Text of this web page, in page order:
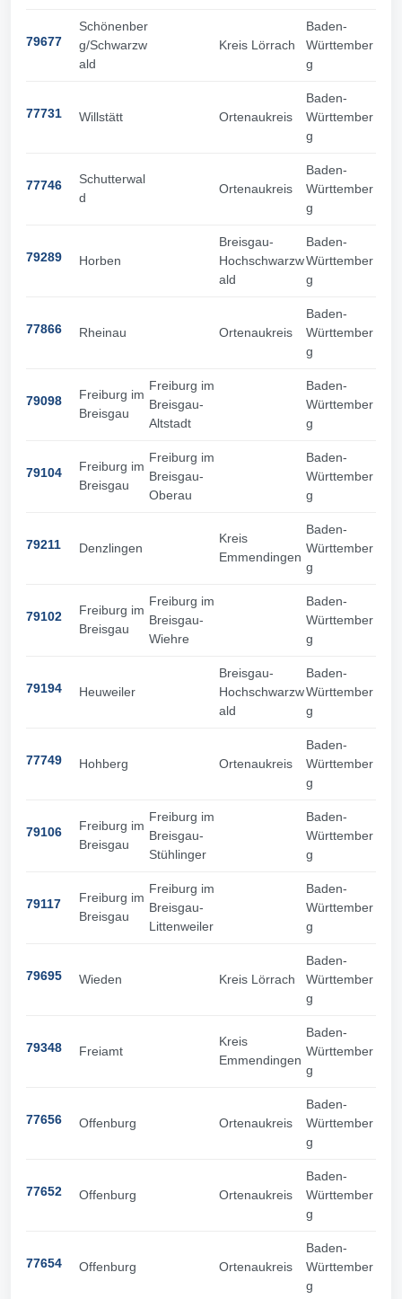
79677
Schönenber
g/Schwarzw
ald
Kreis Lörrach
Baden-
Württember
g
77731 Willstätt Ortenaukreis
Baden-
Württember
g
77746
Schutterwal
d
Ortenaukreis
Baden-
Württember
g
79289 Horben
Breisgau-
Hochschwarzw
ald
Baden-
Württember
g
77866 Rheinau Ortenaukreis
Baden-
Württember
g
79098
Freiburg im
Breisgau
Freiburg im
Breisgau-
Altstadt
Baden-
Württember
g
79104
Freiburg im
Breisgau
Freiburg im
Breisgau-
Oberau
Baden-
Württember
g
79211 Denzlingen
Kreis
Emmendingen
Baden-
Württember
g
79102
Freiburg im
Breisgau
Freiburg im
Breisgau-
Wiehre
Baden-
Württember
g
79194 Heuweiler
Breisgau-
Hochschwarzw
ald
Baden-
Württember
g
77749 Hohberg Ortenaukreis
Baden-
Württember
g
79106
Freiburg im
Breisgau
Freiburg im
Breisgau-
Stühlinger
Baden-
Württember
g
79117
Freiburg im
Breisgau
Freiburg im
Breisgau-
Littenweiler
Baden-
Württember
g
79695 Wieden Kreis Lörrach
Baden-
Württember
g
79348 Freiamt
Kreis
Emmendingen
Baden-
Württember
g
77656 Offenburg Ortenaukreis
Baden-
Württember
g
77652 Offenburg Ortenaukreis
Baden-
Württember
g
77654 Offenburg Ortenaukreis
Baden-
Württember
g